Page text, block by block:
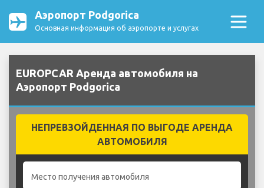
Аэропорт Podgorica
Основная информация об аэропорте и услугах
EUROPCAR Аренда автомобиля на
Аэропорт Podgorica
НЕПРЕВЗОЙДЕННАЯ ПО ВЫГОДЕ АРЕНДА
АВТОМОБИЛЯ
Место получения автомобиля